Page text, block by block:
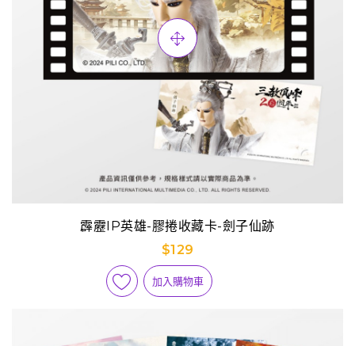
霹靂IP英雄-膠捲收藏卡-劍子仙跡
$129
加入購物車